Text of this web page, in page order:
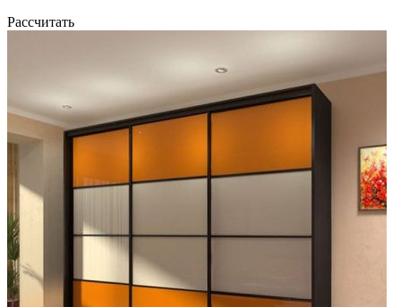
Рассчитать